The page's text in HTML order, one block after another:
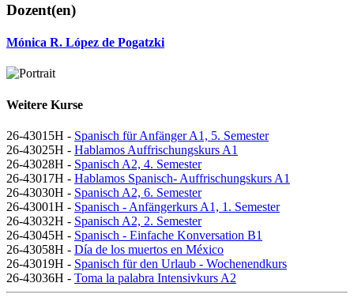
Dozent(en)
Mónica R. López de Pogatzki
Weitere Kurse
26-43015H - Spanisch für Anfänger A1, 5. Semester
26-43025H - Hablamos Auffrischungskurs A1
26-43028H - Spanisch A2, 4. Semester
26-43017H - Hablamos Spanisch- Auffrischungskurs A1
26-43030H - Spanisch A2, 6. Semester
26-43001H - Spanisch - Anfängerkurs A1, 1. Semester
26-43032H - Spanisch A2, 2. Semester
26-43045H - Spanisch - Einfache Konversation B1
26-43058H - Día de los muertos en México
26-43019H - Spanisch für den Urlaub - Wochenendkurs
26-43036H - Toma la palabra Intensivkurs A2